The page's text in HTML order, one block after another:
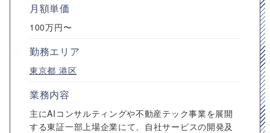
月額単価
100万円〜
勤務エリア
東京都 港区
業務内容
主にAIコンサルティングや不動産テック事業を展開
する東証一部上場企業にて、自社サービスの開発及